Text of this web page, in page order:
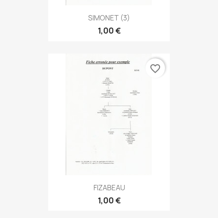
SIMONET (3)
1,00 €
FIZABEAU
1,00 €
favorite_border